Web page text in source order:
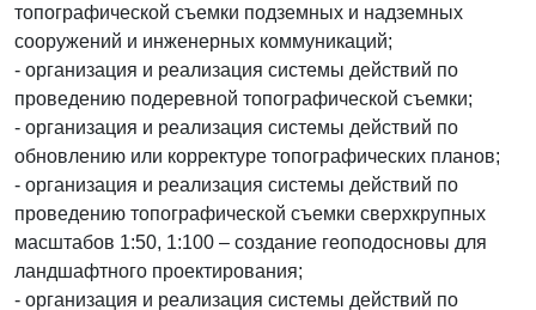
топографической съемки подземных и надземных
сооружений и инженерных коммуникаций;
- организация и реализация системы действий по
проведению подеревной топографической съемки;
- организация и реализация системы действий по
обновлению или корректуре топографических планов;
- организация и реализация системы действий по
проведению топографической съемки сверхкрупных
масштабов 1:50, 1:100 – создание геоподосновы для
ландшафтного проектирования;
- организация и реализация системы действий по